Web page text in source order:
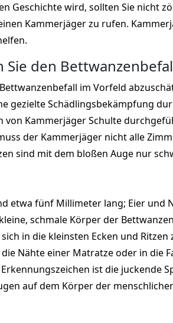
Geschichte wird, sollten Sie nicht
Kammerjäger zu rufen.
Sie den
im Vorfeld
gezielte Schädlingsbekämpfung
von Kammerjäger Schulte
der Kammerjäger nicht alle
sind mit dem bloßen Auge nur
etwa fünf Millimeter lang; Eier und
schmale Körper der Bettwanzen
in die kleinsten Ecken und Ritzen
Nähte einer Matratze oder in die
ist die juckende
auf dem Körper der